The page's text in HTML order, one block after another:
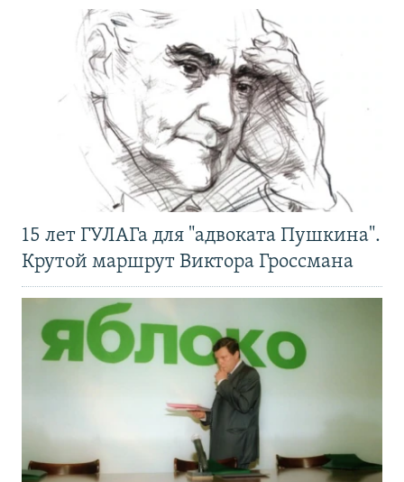
15 лет ГУЛАГа для "адвоката Пушкина".
Крутой маршрут Виктора Гроссмана